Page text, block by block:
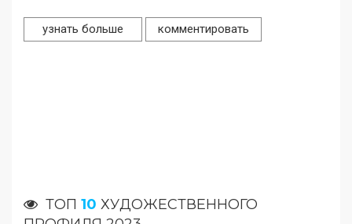
узнать больше комментировать
ТОП 10 ХУДОЖЕСТВЕННОГО